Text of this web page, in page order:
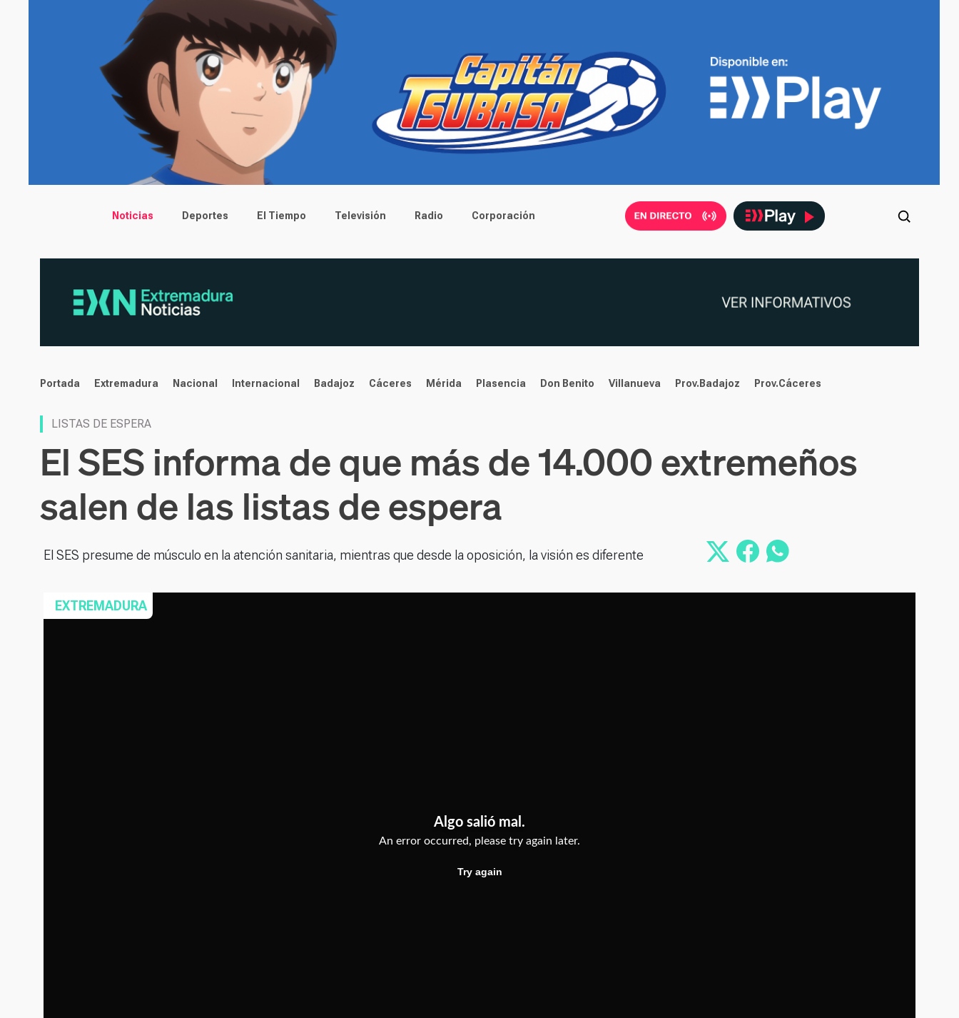
Main menu
Noticias Deportes El Tiempo Televisión Radio Corporación
noticias
Portada Extremadura Nacional Internacional Badajoz Cáceres Mérida Plasencia Don Benito Villanueva Prov.Badajoz Prov.Cáceres
LISTAS DE ESPERA
El SES informa de que más de 14.000 extremeños
salen de las listas de espera
El SES presume de músculo en la atención sanitaria, mientras que desde la oposición, la visión es diferente
EXTREMADURA